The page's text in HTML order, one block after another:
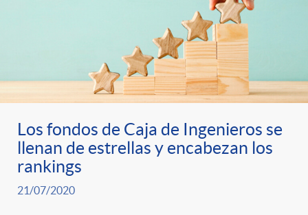
Los fondos de Caja de Ingenieros se
llenan de estrellas y encabezan los
rankings
21/07/2020